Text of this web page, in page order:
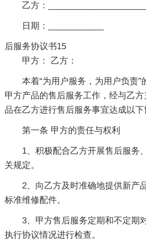
乙方：
日期：____________
后服务协议书15
甲方： 乙方：
本着“为用户服务，为用户负责
甲方产品的售后服务工作，经与乙
品在乙方进行售后服务事宜达成以下
第一条 甲方的责任与权利
1、积极配合乙方开展售后服务
关规定。
2、向乙方及时准确地提供新产
标准维修配件。
3、甲方售后服务定期和不定期
执行协议情况进行检查。